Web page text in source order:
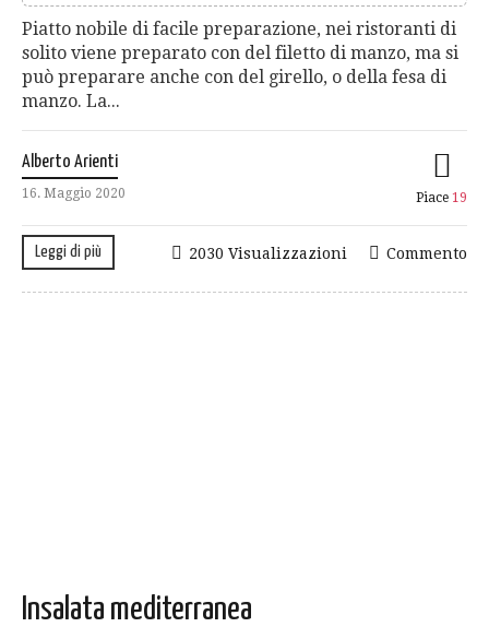
Piatto nobile di facile preparazione, nei ristoranti di
solito viene preparato con del filetto di manzo, ma si
può preparare anche con del girello, o della fesa di
manzo. La...
Alberto Arienti
16. Maggio 2020 Piace 19
Leggi di più Commento
2030 Visualizzazioni
Insalata mediterranea